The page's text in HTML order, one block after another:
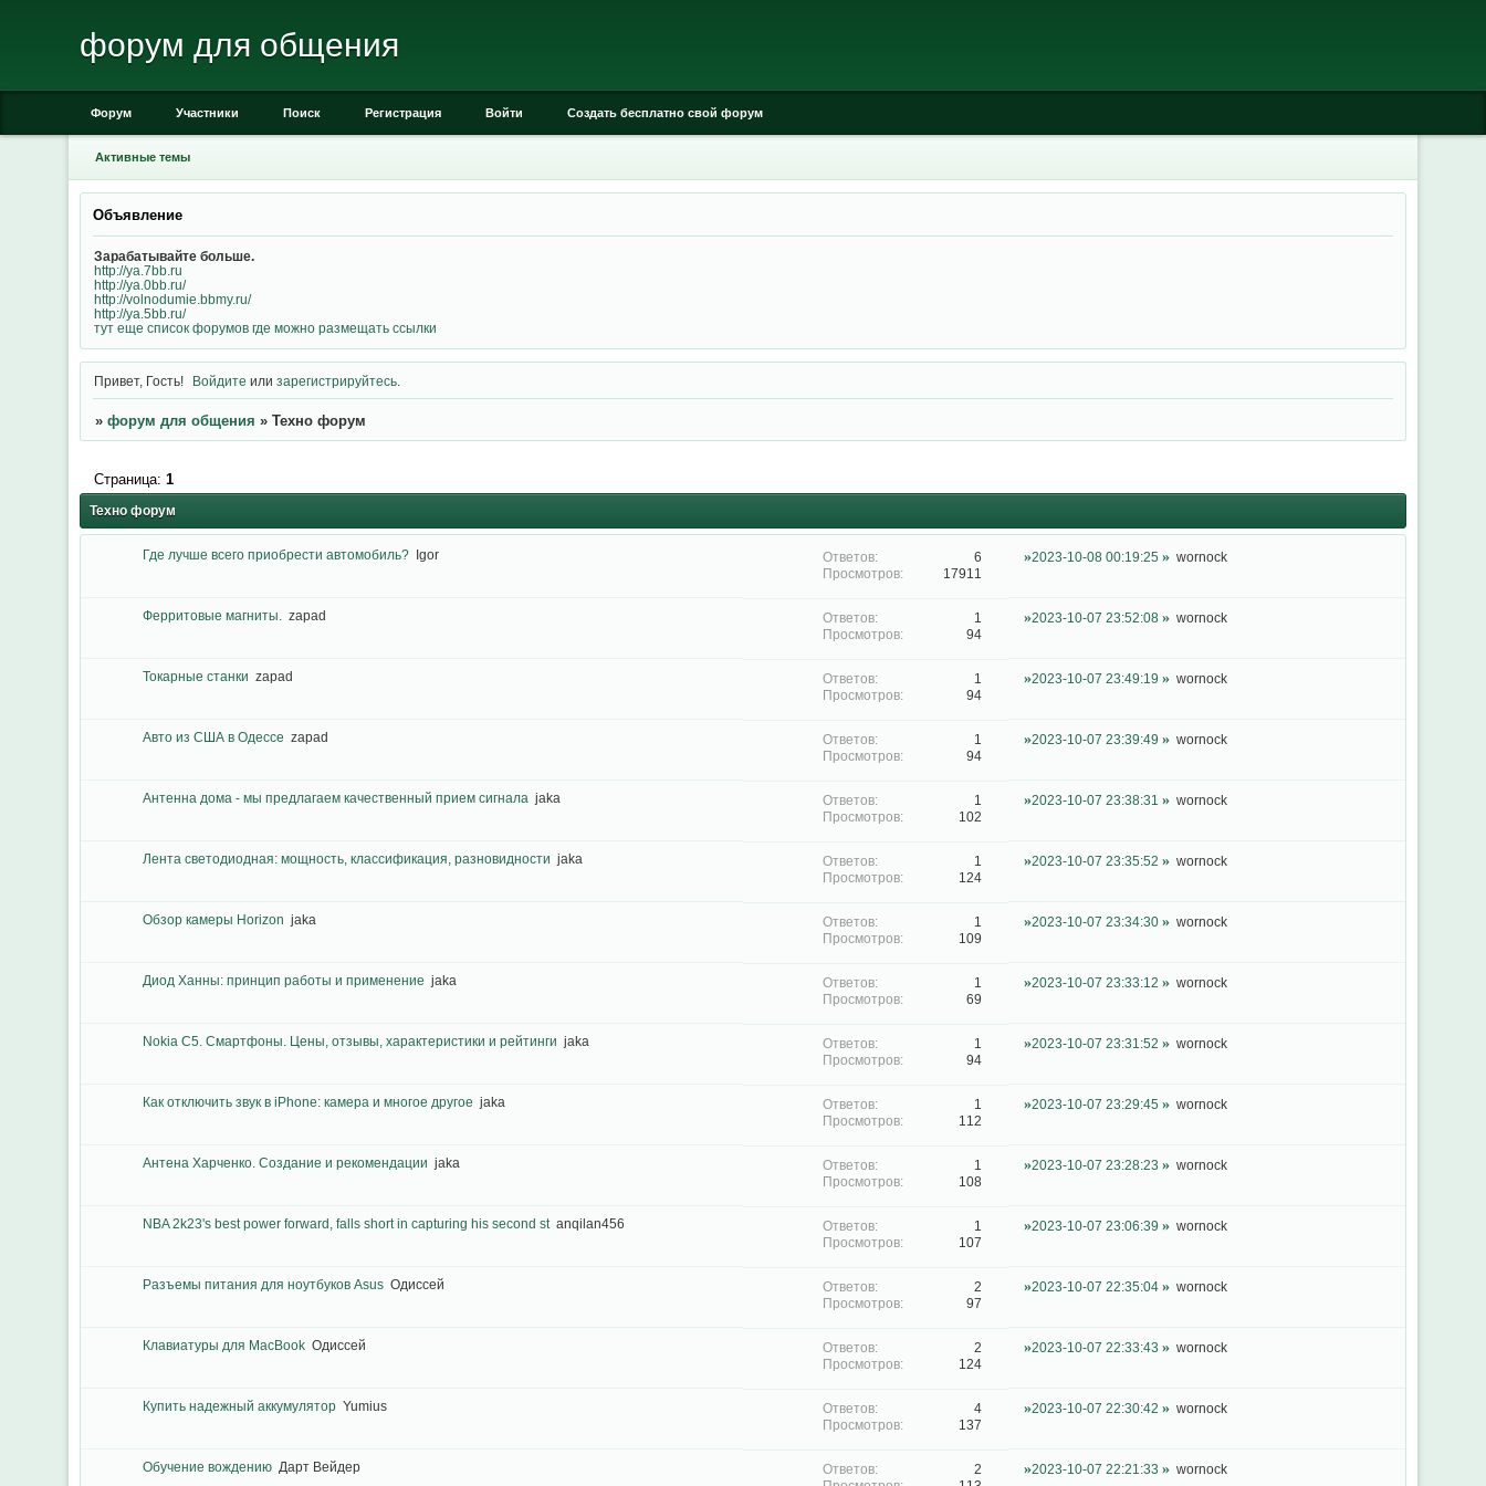
форум для общения
Форум Участники Поиск Регистрация Войти Создать бесплатно свой форум
Активные темы
Объявление
Зарабатывайте больше.
http://ya.7bb.ru
http://ya.0bb.ru/
http://volnodumie.bbmy.ru/
http://ya.5bb.ru/
тут еще список форумов где можно размещать ссылки
Привет, Гость! Войдите илизарегистрируйтесь
» форум для общения » Техно форум
Техно форум
Страница: 1
Где лучше всего приобрести автомобиль? Igor
6
17911
2023-10-08 00:19:25 wornock
Ферритовые магниты. zapad
1
94
2023-10-07 23:52:08 wornock
Токарные станки zapad
1
94
2023-10-07 23:49:19 wornock
Авто из США в Одессе zapad
1
94
2023-10-07 23:39:49 wornock
Антенна дома - мы предлагаем качественный прием сигнала jaka
1
102
2023-10-07 23:38:31 wornock
Лента светодиодная: мощность, классификация, разновидности jaka
1
124
2023-10-07 23:35:52 wornock
Обзор камеры Horizon jaka
1
109
2023-10-07 23:34:30 wornock
Диод Ханны: принцип работы и применение jaka
1
69
2023-10-07 23:33:12 wornock
Nokia C5. Смартфоны. Цены, отзывы, характеристики и рейтинги jaka
1
94
2023-10-07 23:31:52 wornock
Как отключить звук в iPhone: камера и многое другое jaka
1
112
2023-10-07 23:29:45 wornock
Антена Харченко. Создание и рекомендации jaka
1
108
2023-10-07 23:28:23 wornock
NBA 2k23's best power forward, falls short in capturing his second st anqilan456
1
107
2023-10-07 23:06:39 wornock
Разъемы питания для ноутбуков Asus Одиссей
2
97
2023-10-07 22:35:04 wornock
Клавиатуры для MacBook Одиссей
2
124
2023-10-07 22:33:43 wornock
Купить надежный аккумулятор Yumius
4
137
2023-10-07 22:30:42 wornock
Обучение вождению Дарт Вейдер
2
2023-10-07 22:21:33 wornock